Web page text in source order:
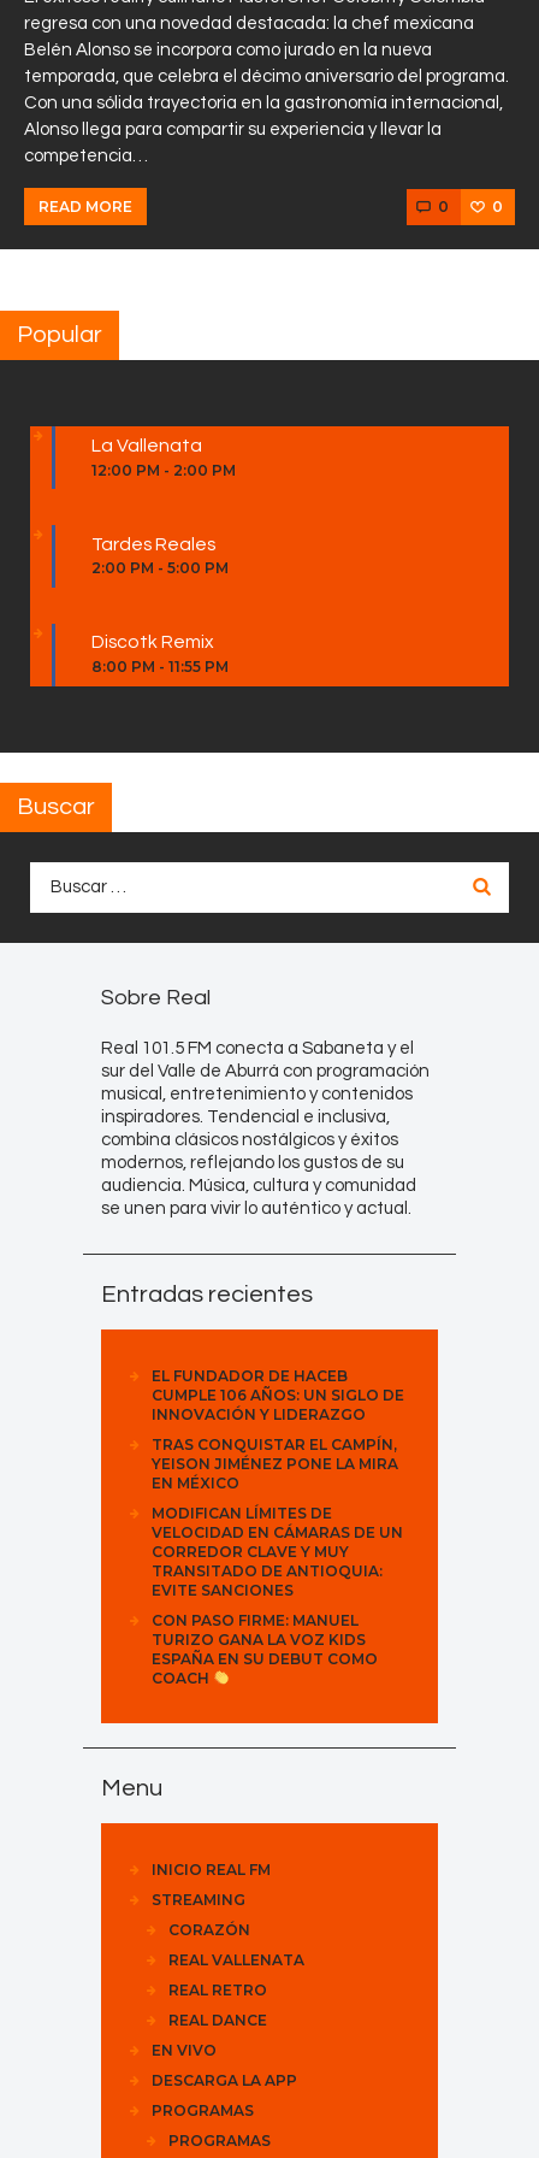
regresa con una novedad destacada: la chef mexicana
Belén Alonso se incorpora como jurado en la nueva
temporada, que celebra el décimo aniversario del programa.
Con una sólida trayectoria en la gastronomía internacional,
Alonso llega para compartir su experiencia y llevar la
competencia…
READ MORE 0 0
Popular
La Vallenata
12:00 PM - 2:00 PM
Tardes Reales
2:00 PM - 5:00 PM
Discotk Remix
8:00 PM - 11:55 PM
Buscar
Sobre Real
Real 101.5 FM conecta a Sabaneta y el
sur del Valle de Aburrá con programación
musical, entretenimiento y contenidos
inspiradores. Tendencial e inclusiva,
combina clásicos nostálgicos y éxitos
modernos, reflejando los gustos de su
audiencia. Música, cultura y comunidad
se unen para vivir lo auténtico y actual.
Entradas recientes
EL FUNDADOR DE HACEB
CUMPLE 106 AÑOS: UN SIGLO DE
INNOVACIÓN Y LIDERAZGO
TRAS CONQUISTAR EL CAMPÍN,
YEISON JIMÉNEZ PONE LA MIRA
EN MÉXICO
MODIFICAN LÍMITES DE
VELOCIDAD EN CÁMARAS DE UN
CORREDOR CLAVE Y MUY
TRANSITADO DE ANTIOQUIA:
EVITE SANCIONES
CON PASO FIRME: MANUEL
TURIZO GANA LA VOZ KIDS
ESPAÑA EN SU DEBUT COMO
COACH
Menu
INICIO REAL FM
STREAMING
CORAZÓN
REAL VALLENATA
REAL RETRO
REAL DANCE
EN VIVO
DESCARGA LA APP
PROGRAMAS
PROGRAMAS